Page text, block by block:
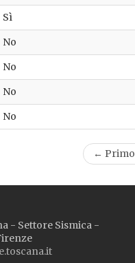
Sì
No
No
No
No
← Primo
- Settore Sismica -